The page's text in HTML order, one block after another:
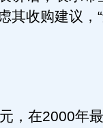
其收购建议，
在2000年